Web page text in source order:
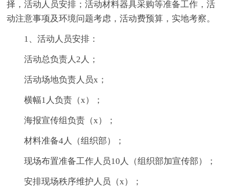
择，活动人员安排；活动材料器具采购等准备工作，活
动注意事项及环境问题考虑，活动费预算，实地考察。
1、活动人员安排：
活动总负责人2人；
活动场地负责人员x；
横幅1人负责（x）；
海报宣传组负责（x）；
材料准备4人（组织部）；
现场布置准备工作人员10人（组织部加宣传部）；
安排现场秩序维护人员（x）；